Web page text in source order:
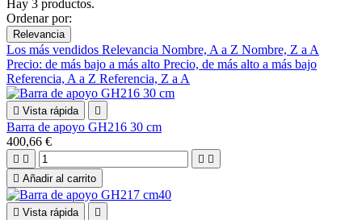
Hay 3 productos.
Ordenar por:
Relevancia
Los más vendidos Relevancia Nombre, A a Z Nombre, Z a A
Precio: de más bajo a más alto Precio, de más alto a más bajo
Referencia, A a Z Referencia, Z a A
 Vista rápida 
Barra de apoyo GH216 30 cm
400,66 €
   
 Añadir al carrito
 Vista rápida 